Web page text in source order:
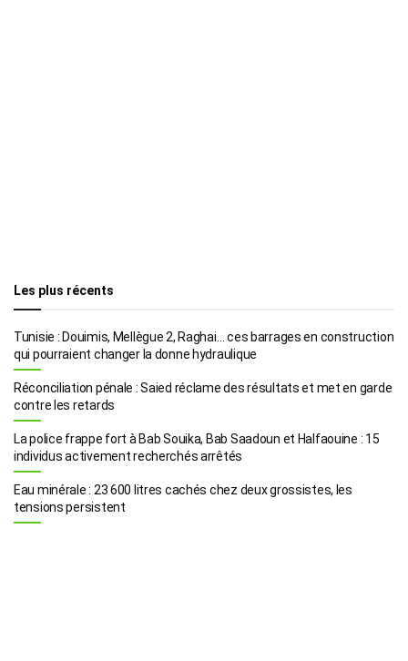
Les plus récents
Tunisie : Douimis, Mellègue 2, Raghai… ces barrages en construction
qui pourraient changer la donne hydraulique
Réconciliation pénale : Saied réclame des résultats et met en garde
contre les retards
La police frappe fort à Bab Souika, Bab Saadoun et Halfaouine : 15
individus activement recherchés arrêtés
Eau minérale : 23 600 litres cachés chez deux grossistes, les
tensions persistent